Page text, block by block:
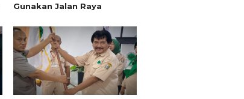
Gunakan Jalan Raya